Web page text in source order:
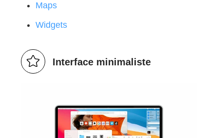
Maps
Widgets
Interface minimaliste